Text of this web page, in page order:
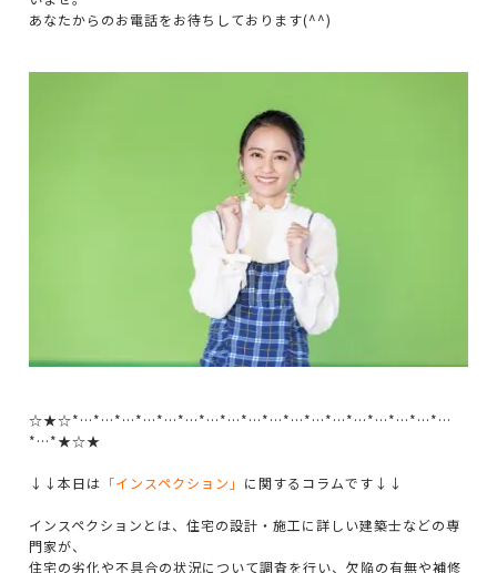
あなたからのお電話をお待ちしております(^^)
☆★☆*…*…*…*…*…*…*…*…*…*…*…*…*…*…*…*…*…*…
*…*★☆★
↓↓本日は 「インスペクション」 に関するコラムです↓↓
インスペクションとは、住宅の設計・施工に詳しい建築士などの専
門家が、
住宅の劣化や不具合の状況について調査を行い、欠陥の有無や補修